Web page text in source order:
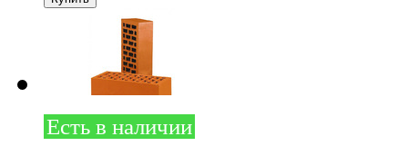
Есть в наличии